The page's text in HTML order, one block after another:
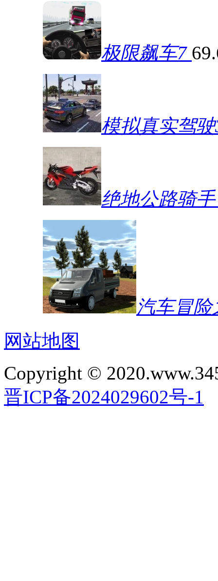
极限飙车7
模拟真实驾
绝地公路骑手
汽车冒险
网站地图
Copyright ©
晋ICP备2024029602号-1